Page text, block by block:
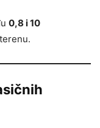
0,8 i 10